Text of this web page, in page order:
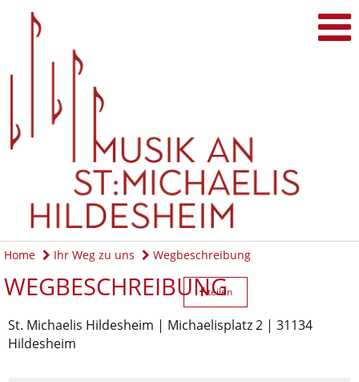
Home Ihr Weg zu uns Wegbeschreibung
WEGBESCHREIBUNG
teilen
St. Michaelis Hildesheim | Michaelisplatz 2 | 31134
Hildesheim